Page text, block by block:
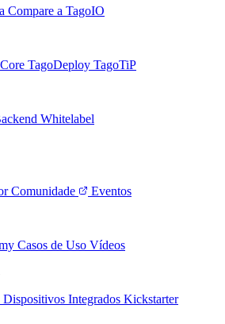
Compare a TagoIO
TagoDeploy TagoTiP
Whitelabel
Comunidade
Eventos
Casos de Uso Vídeos
Dispositivos Integrados Kickstarter